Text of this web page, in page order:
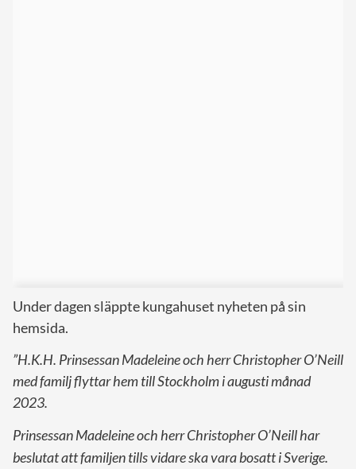
Under dagen släppte kungahuset nyheten på sin
hemsida.
”H.K.H. Prinsessan Madeleine och herr Christopher O’Neill
med familj flyttar hem till Stockholm i augusti månad
2023.
Prinsessan Madeleine och herr Christopher O’Neill har
beslutat att familjen tills vidare ska vara bosatt i Sverige.